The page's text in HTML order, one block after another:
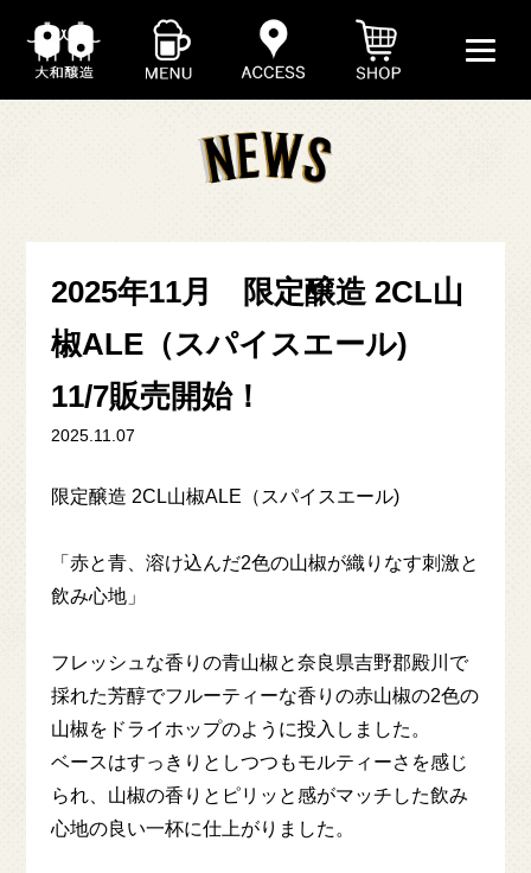
ABOUT
BEER
SHOP
MENU
ACCESS
NEWS
2025年11月 限定醸造 2CL山
椒ALE（スパイスエール)
11/7販売開始！
2025.11.07
限定醸造 2CL山椒ALE（スパイスエール)
「赤と青、溶け込んだ2色の山椒が織りなす刺激と
飲み心地」
フレッシュな香りの青山椒と奈良県吉野郡殿川で
採れた芳醇でフルーティーな香りの赤山椒の2色の
山椒をドライホップのように投入しました。
ベースはすっきりとしつつもモルティーさを感じ
られ、山椒の香りとピリッと感がマッチした飲み
心地の良い一杯に仕上がりました。